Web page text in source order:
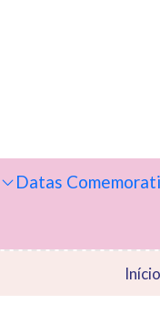
Datas
Início